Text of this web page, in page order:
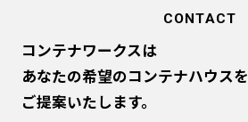
CONTACT
コンテナワークスは
あなたの希望のコンテナハウスを
ご提案いたします。